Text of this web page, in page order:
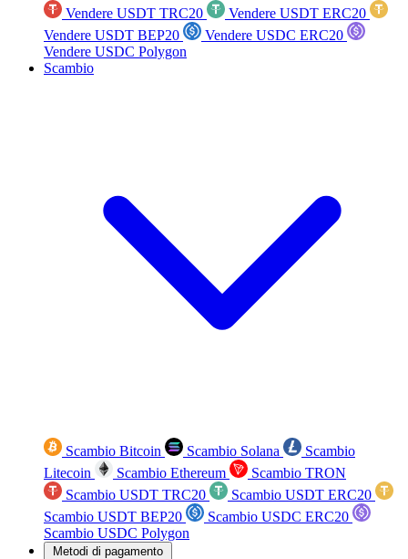
Vendere USDT TRC20
Vendere USDT ERC20
Vendere USDT BEP20
Vendere USDC ERC20
Vendere USDC Polygon
Scambio
Scambio Bitcoin Scambio Solana
Scambio
Litecoin
Scambio Ethereum
Scambio TRON
Scambio USDT TRC20
Scambio USDT ERC20
Scambio USDT BEP20
Scambio USDC ERC20
Scambio USDC Polygon
Metodi di pagamento